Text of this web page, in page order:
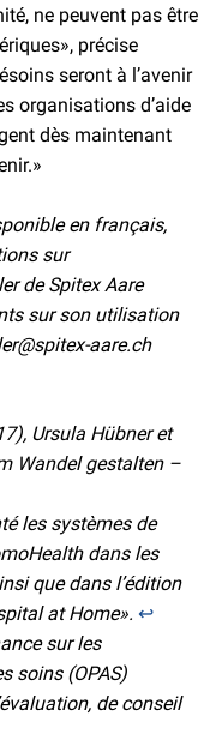
ne peuvent pas être
précise
seront à l’avenir
organisations d’aide
dès maintenant
en français,
sur
de Spitex Aare
sur son utilisation
aare.ch
Ursula Hübner et
Wandel gestalten –
les systèmes de
dans les
que dans l’édition
at Home». ↩︎
sur les
soins (OPAS)
de conseil